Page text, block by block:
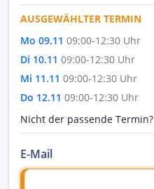
AUSGEWÄHLTER TERMIN
Mo 09.11 09:00-12:30 Uhr
Di 10.11 09:00-12:30 Uhr
Mi 11.11 09:00-12:30 Uhr
Do 12.11 09:00-12:30 Uhr
Nicht der passende Termin?
E-Mail